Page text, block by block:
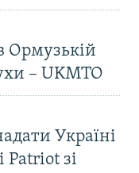
Ормузькій
– UKMTO
Україні
Patriot зі